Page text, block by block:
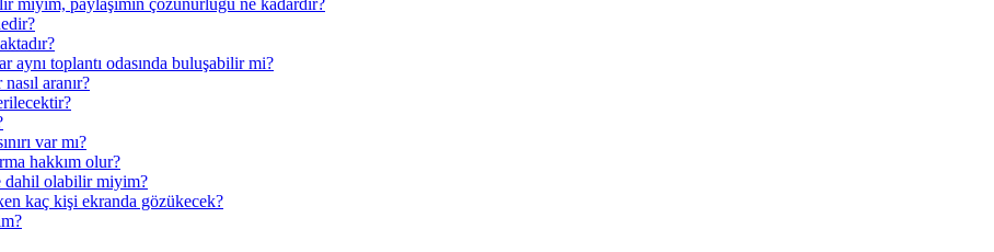
miyim, paylaşımın çözünürlüğü ne kadardır?
aynı toplantı odasında buluşabilir mi?
aranır?
var mı?
hakkım olur?
dahil olabilir miyim?
kaç kişi ekranda gözükecek?